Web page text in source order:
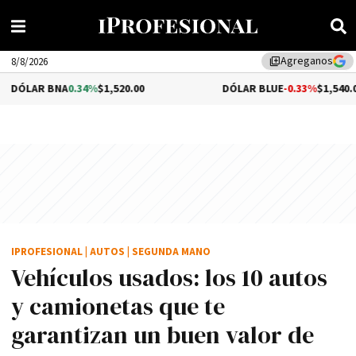
library_addAgreganos
8/8/2026
0.34%$1,520.00 -0.33%$1,540.00
Vehículos usados: los 10 autos
y camionetas que te
garantizan un buen valor de
IPROFESIONAL AUTOS SEGUNDA MANO